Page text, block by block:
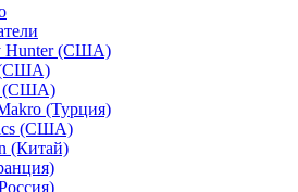
Hunter (США)
(США)
(США)
(Турция)
(США)
(Китай)